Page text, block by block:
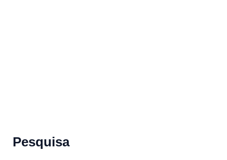
Pesquisa